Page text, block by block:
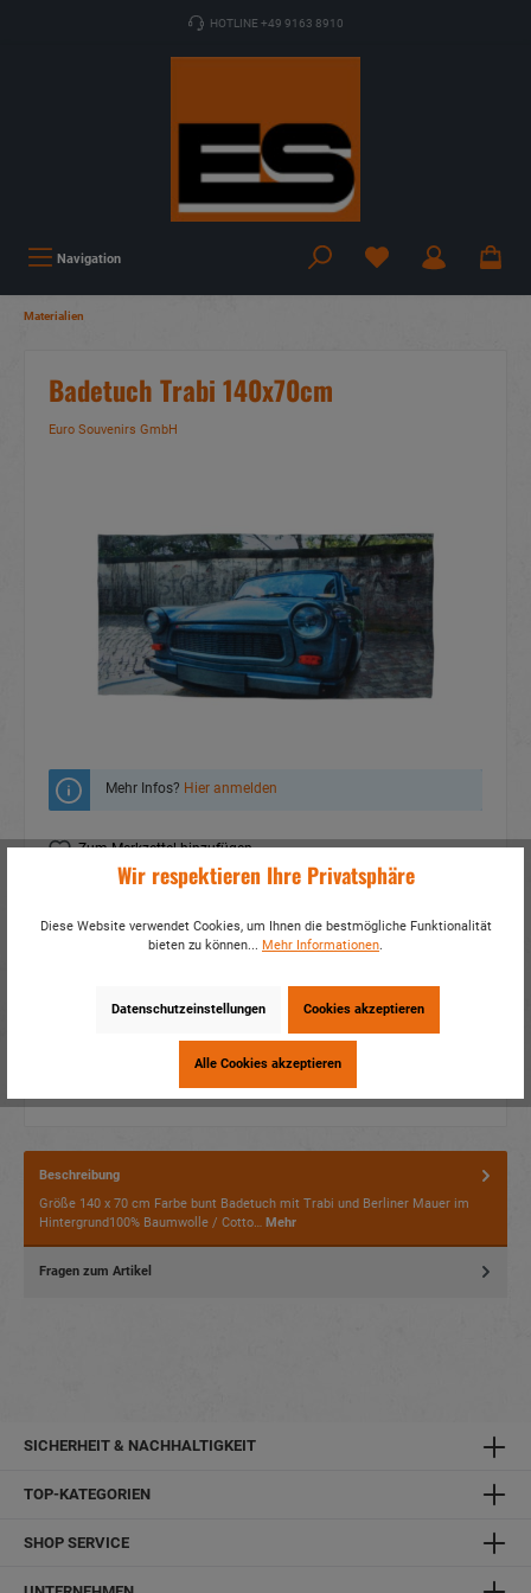
HOTLINE +49 9163 8910
Navigation
Materialien
Badetuch Trabi 140x70cm
Euro Souvenirs GmbH
Mehr Infos? Hier anmelden
Zum Merkzettel hinzufügen
60447
Beschreibung
Größe 140 x 70 cm Farbe bunt Badetuch mit Trabi und Berliner Mauer im
Hintergrund100% Baumwolle / Cotto… Mehr
Fragen zum Artikel
SICHERHEIT & NACHHALTIGKEIT
TOP-KATEGORIEN
SHOP SERVICE
Wir respektieren Ihre Privatsphäre
Diese Website verwendet Cookies, um Ihnen die bestmögliche Funktionalität
bieten zu können... Mehr Informationen.
Datenschutzeinstellungen Cookies akzeptieren
Alle Cookies akzeptieren